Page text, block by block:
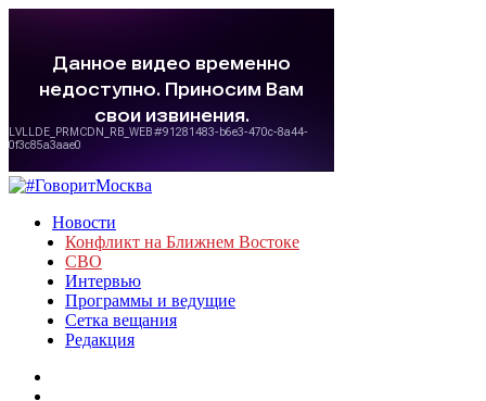
Новости
Конфликт на Ближнем Востоке
СВО
Интервью
Программы и ведущие
Сетка вещания
Редакция